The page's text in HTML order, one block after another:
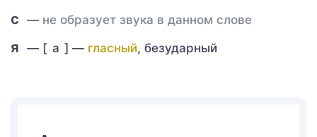
с — не образует звука в данном слове
я — [ а ] — гласный, безударный